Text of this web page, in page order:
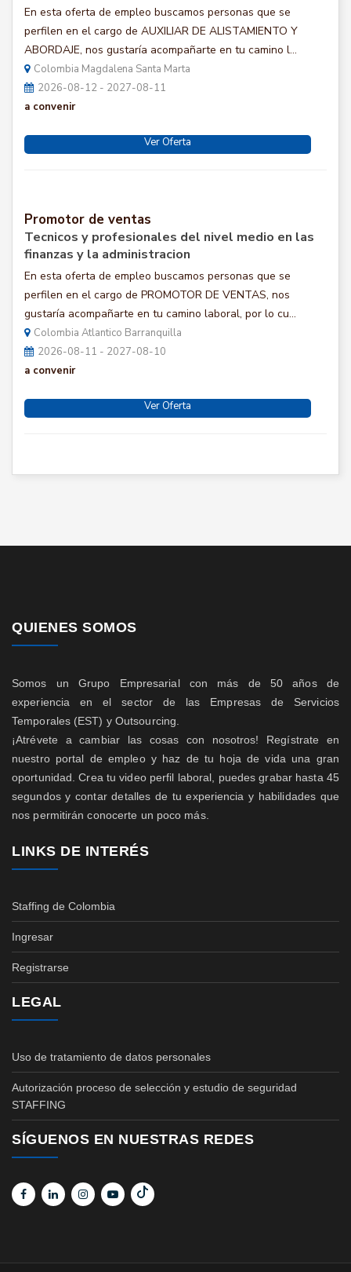
En esta oferta de empleo buscamos personas que se
perfilen en el cargo de AUXILIAR DE ALISTAMIENTO Y
ABORDAJE, nos gustaría acompañarte en tu camino l...
Colombia Magdalena Santa Marta
2026-08-12 - 2027-08-11
a convenir
Ver Oferta
Promotor de ventas
Tecnicos y profesionales del nivel medio en las
finanzas y la administracion
En esta oferta de empleo buscamos personas que se
perfilen en el cargo de PROMOTOR DE VENTAS, nos
gustaría acompañarte en tu camino laboral, por lo cu...
Colombia Atlantico Barranquilla
2026-08-11 - 2027-08-10
a convenir
Ver Oferta
QUIENES SOMOS
Somos un Grupo Empresarial con más de 50 años de
experiencia en el sector de las Empresas de Servicios
Temporales (EST) y Outsourcing.
¡Atrévete a cambiar las cosas con nosotros! Regístrate en
nuestro portal de empleo y haz de tu hoja de vida una gran
oportunidad. Crea tu video perfil laboral, puedes grabar hasta 45
segundos y contar detalles de tu experiencia y habilidades que
nos permitirán conocerte un poco más.
LINKS DE INTERÉS
Staffing de Colombia
Ingresar
Registrarse
LEGAL
Uso de tratamiento de datos personales
Autorización proceso de selección y estudio de seguridad
STAFFING
SÍGUENOS EN NUESTRAS REDES